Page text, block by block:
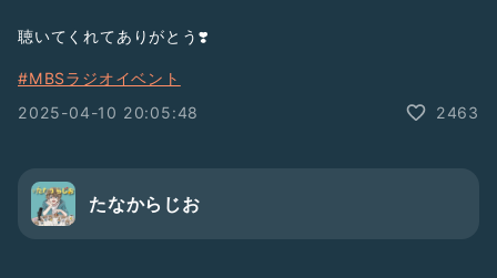
聴いてくれてありがとう❣️
#MBSラジオイベント
2025-04-10 20:05:48
2463
たなからじお